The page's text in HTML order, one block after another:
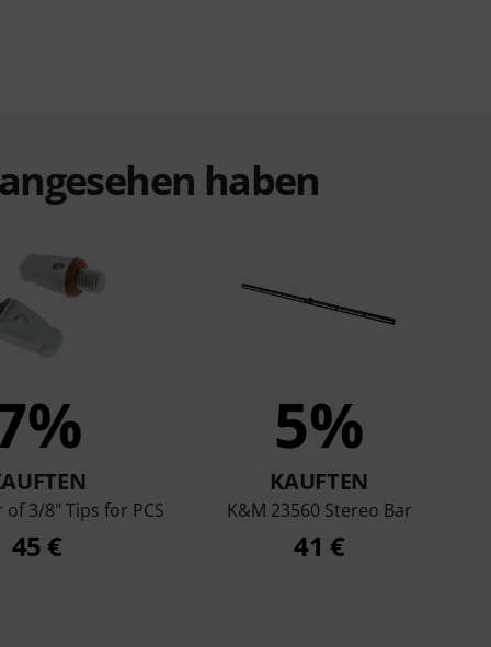
haben
of 3/8" Tips for PCS
45 €
5%
KAUFTEN
K&M 23560 Stereo Bar
41 €